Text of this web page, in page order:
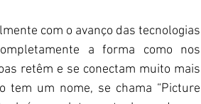
com o avanço das tecnologias
a forma como nos
retêm e se conectam muito mais
tem um nome, se chama “Picture